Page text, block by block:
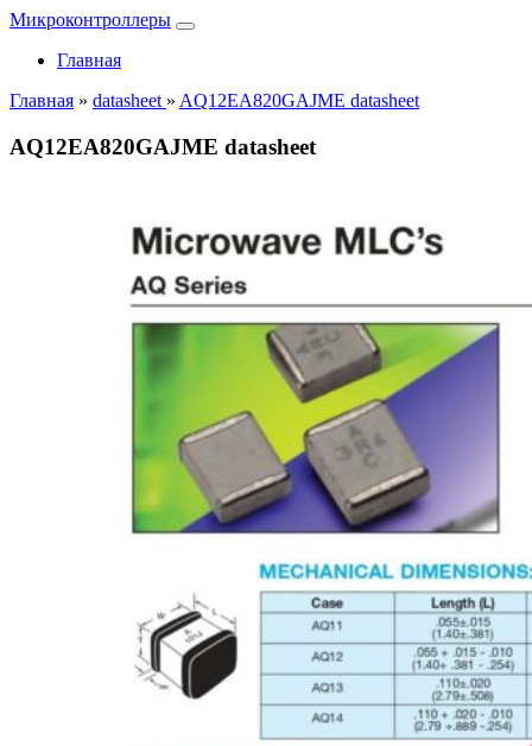
Микроконтроллеры
Главная
Главная » datasheet » AQ12EA820GAJME datasheet
AQ12EA820GAJME datasheet